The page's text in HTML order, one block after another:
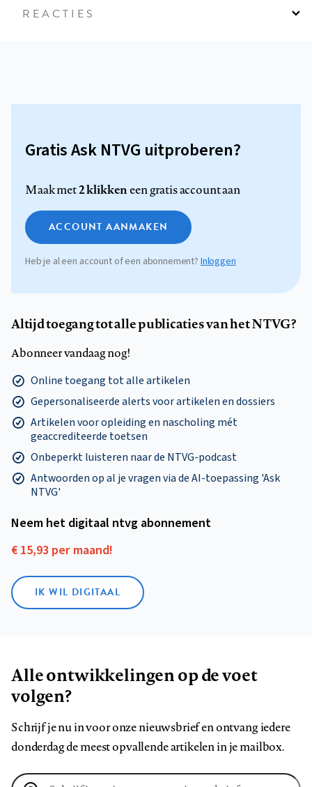
REACTIES
Gratis Ask NTVG uitproberen?
Maak met2 klikkeneen gratis account aan
ACCOUNT AANMAKEN
Heb je al een account of een abonnement? Inloggen
Altijd toegang tot alle publicaties van het NTVG?
Abonneer vandaag nog!
Online toegang tot alle artikelen
Gepersonaliseerde alerts voor artikelen en dossiers
Artikelen voor opleiding en nascholing mét
geaccrediteerde toetsen
Onbeperkt luisteren naar de NTVG-podcast
Antwoorden op al je vragen via de AI-toepassing 'Ask
NTVG'
Neem het digitaal ntvg abonnement
€ 15,93 per maand!
IK WIL DIGITAAL
Alle ontwikkelingen op de voet
volgen?
Schrijf je nu in voor onze nieuwsbrief en ontvang iedere
donderdag de meest opvallende artikelen in je mailbox.